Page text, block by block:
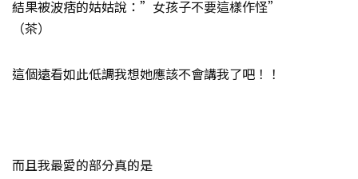
結果被波痞的姑姑說：”女孩子不要這樣作怪”
（茶）
這個遠看如此低調我想她應該不會講我了吧！！
而且我最愛的部分真的是